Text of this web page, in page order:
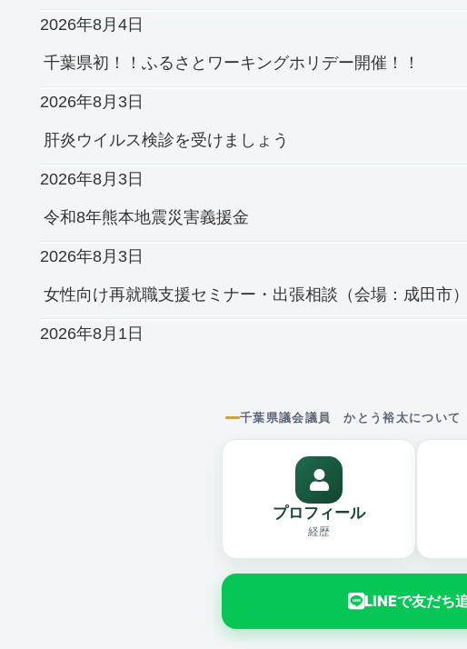
2026年8月4日
千葉県初！！ふるさとワーキングホリデー開催！！
2026年8月3日
肝炎ウイルス検診を受けましょう
2026年8月3日
令和8年熊本地震災害義援金
2026年8月3日
女性向け再就職支援セミナー・出張相談（会場：成田市）
2026年8月1日
千葉県議会議員 かとう裕太について
プロフィール
経歴
LINEで友だち